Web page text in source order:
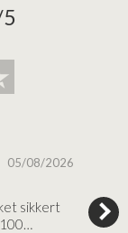
05/08/2026
sikkert